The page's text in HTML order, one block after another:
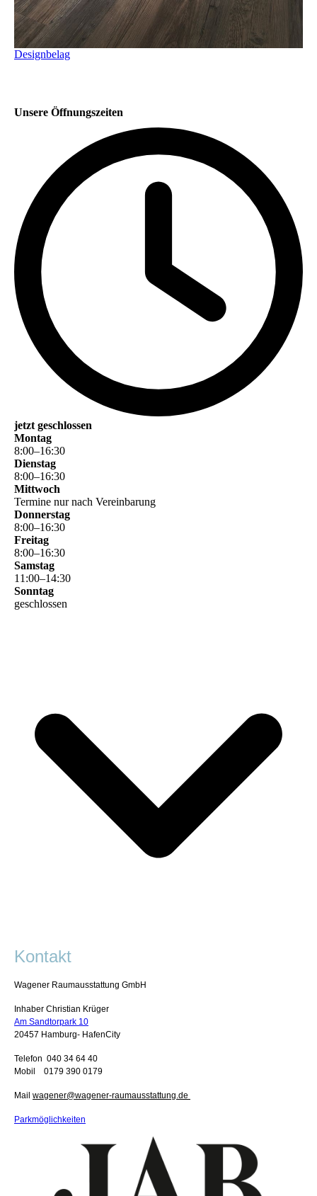
Designbelag
Unsere Öffnungszeiten
jetzt geschlossen
Montag
8:00–16:30
Dienstag
8:00–16:30
Mittwoch
Termine nur nach Vereinbarung
Donnerstag
8:00–16:30
Freitag
8:00–16:30
Samstag
11 :00–14:30
Sonntag
geschlossen
Kontakt
Wagener Raumausstattung GmbH
Inhaber Christian Krüger
Am Sandtorpark 10
20457 Hamburg- HafenCity
Telefon 040 34 64 40
Mobil 0179 390 0179
Mail wagener@wagener-raumausstattung.de
Parkmöglichkeiten